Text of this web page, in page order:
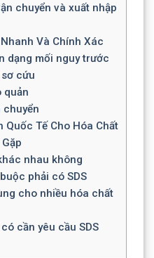
chuyển và xuất nhập
Và Chính Xác
dạng mối nguy trước
cứu
quản
chuyển
Quốc Tế Cho Hóa Chất
nhau không
phải có SDS
cho nhiều hóa chất
cần yêu cầu SDS